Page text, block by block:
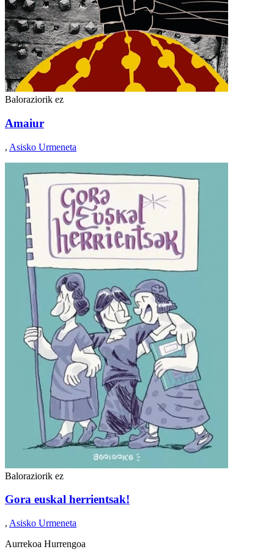
Baloraziorik ez
Amaiur
, Asisko Urmeneta
Baloraziorik ez
Gora euskal herrientsak!
, Asisko Urmeneta
Aurrekoa Hurrengoa